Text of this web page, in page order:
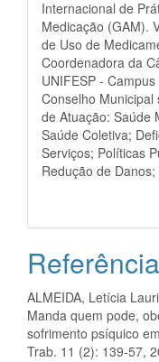
Internacional de
Medicação (GAM).
de Uso de
Coordenadora da
UNIFESP -
Conselho
de Atuação: Saúde
Saúde Coletiva;
Serviços; Políticas
Redução de
ALMEIDA, Letícia
Manda quem pode,
sofrimento psíquico
Trab. 11 (2): 139-57,